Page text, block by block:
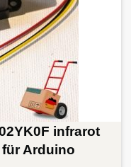
infrarot
Arduino